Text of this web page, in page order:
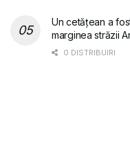
Un cetățean a
marginea străzii
0 DISTRIBUIRI